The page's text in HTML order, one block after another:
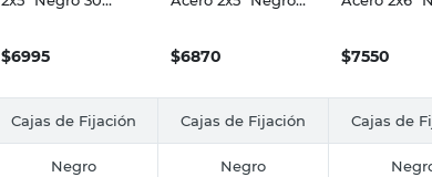
$6995 $6870 $7550
Cajas de Fijación Cajas de Fijación Cajas de
Negro Negro